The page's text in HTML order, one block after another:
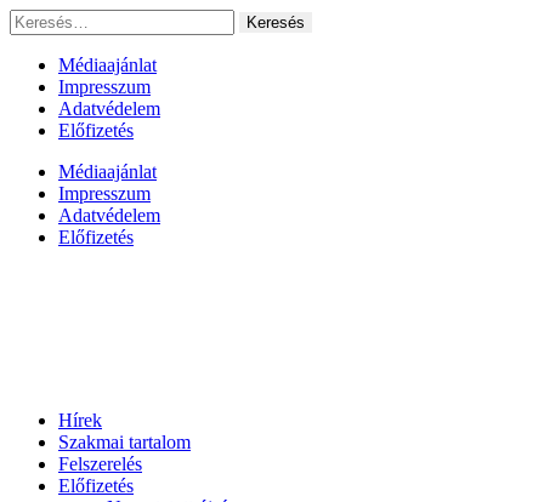
Ugrás
a
tartalomhoz
Keresés:
Médiaajánlat
Impresszum
Adatvédelem
Előfizetés
Médiaajánlat
Impresszum
Adatvédelem
Előfizetés
Hírek
Szakmai tartalom
Felszerelés
Előfizetés